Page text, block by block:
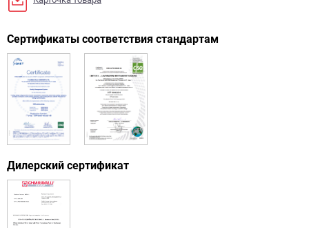
Сертификаты соответствия стандартам
Дилерский сертификат